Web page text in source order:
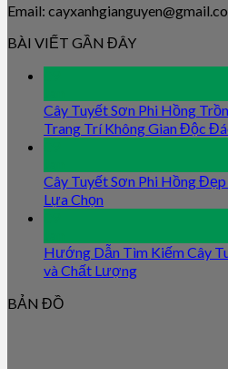
Email:
BÀI VIẾT GẦN ĐÂY
Cây Tuyết Sơn Phi Hồng
Trang Trí Không Gian Độc
Cây Tuyết Sơn Phi Hồng
Lựa Chọn
Hướng Dẫn Tìm Kiếm Cây
và Chất Lượng
BẢN ĐỒ